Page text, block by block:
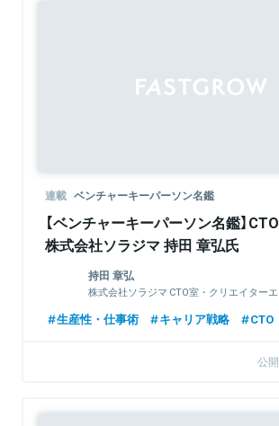
連載 ベンチャーキーパーソン名鑑
【ベンチャーキーパーソン名鑑】
株式会社ソラジマ 持田 章弘氏
持田 章弘
株式会社ソラジマ CTO室・クリエイター
生産性・仕事術 キャリア戦略 CTO
公